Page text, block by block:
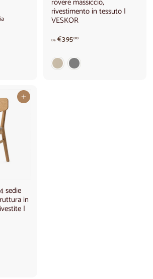
rivestimento in tessuto |
VESKOR
Da €39500d
€
3
Aggiungi al carrello
sedie
in
|